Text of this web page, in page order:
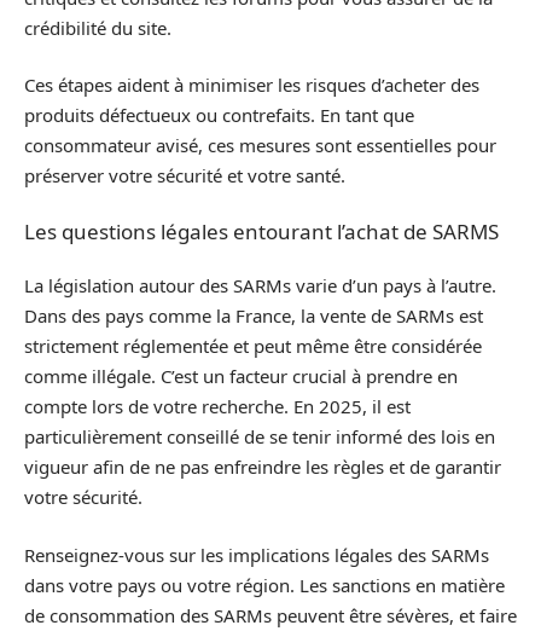
crédibilité du site.
Ces étapes aident à minimiser les risques d’acheter des
produits défectueux ou contrefaits. En tant que
consommateur avisé, ces mesures sont essentielles pour
préserver votre sécurité et votre santé.
Les questions légales entourant l’achat de SARMS
La législation autour des SARMs varie d’un pays à l’autre.
Dans des pays comme la France, la vente de SARMs est
strictement réglementée et peut même être considérée
comme illégale. C’est un facteur crucial à prendre en
compte lors de votre recherche. En 2025, il est
particulièrement conseillé de se tenir informé des lois en
vigueur afin de ne pas enfreindre les règles et de garantir
votre sécurité.
Renseignez-vous sur les implications légales des SARMs
dans votre pays ou votre région. Les sanctions en matière
de consommation des SARMs peuvent être sévères, et faire